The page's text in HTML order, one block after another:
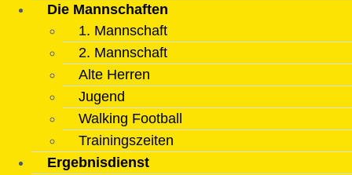
Die Mannschaften
1. Mannschaft
2. Mannschaft
Alte Herren
Jugend
Walking Football
Trainingszeiten
Ergebnisdienst